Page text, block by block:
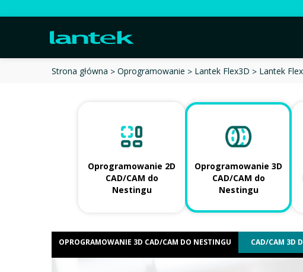
Strona główna Oprogramowanie Lantek Flex3D Lantek
Oprogramowanie 2D
CAD/CAM do
Nestingu
Oprogramowanie 3D
CAD/CAM do
Nestingu
OPROGRAMOWANIE 3D CAD/CAM DO NESTINGU CAD/CAM 3D